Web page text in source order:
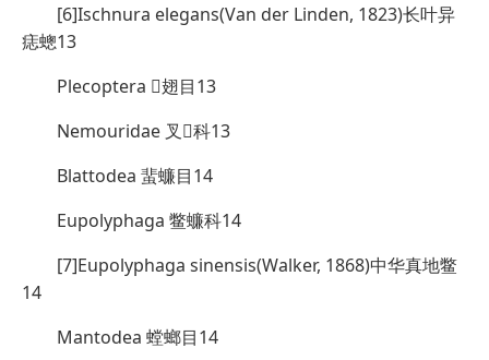
[6]Ischnura elegans(Van der Linden, 1823)长叶异
痣蟌13
Plecoptera 翅目13
Nemouridae 叉科13
Blattodea 蜚蠊目14
Eupolyphaga 鳖蠊科14
[7]Eupolyphaga sinensis(Walker, 1868)中华真地鳖
14
Mantodea 螳螂目14